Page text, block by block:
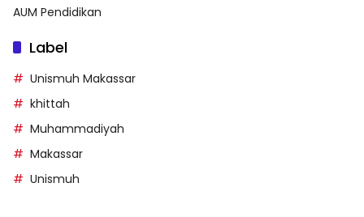
AUM Pendidikan
Label
Unismuh Makassar
khittah
Muhammadiyah
Makassar
Unismuh